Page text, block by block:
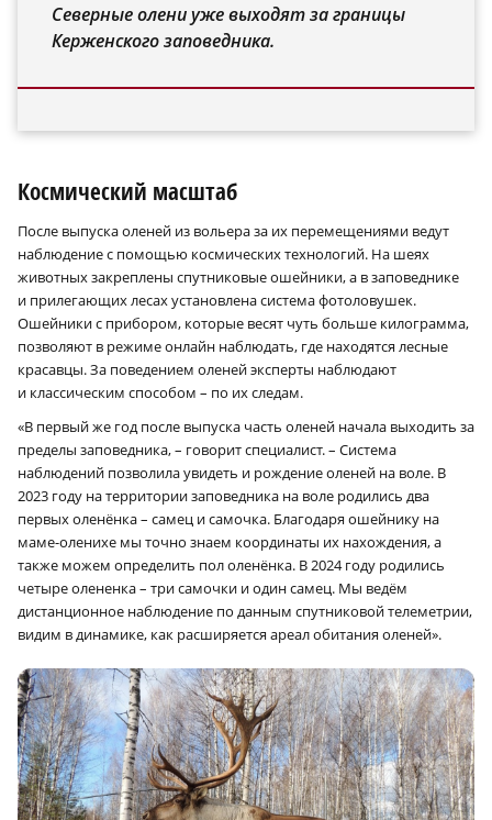
Северные олени уже выходят за границы
Керженского заповедника.
Космический масштаб
После выпуска оленей из вольера за их перемещениями ведут
наблюдение с помощью космических технологий. На шеях
животных закреплены спутниковые ошейники, а в заповеднике
и прилегающих лесах установлена система фотоловушек.
Ошейники с прибором, которые весят чуть больше килограмма,
позволяют в режиме онлайн наблюдать, где находятся лесные
красавцы. За поведением оленей эксперты наблюдают
и классическим способом – по их следам.
«В первый же год после выпуска часть оленей начала выходить за
пределы заповедника, – говорит специалист. – Система
наблюдений позволила увидеть и рождение оленей на воле. В
2023 году на территории заповедника на воле родились два
первых оленёнка – самец и самочка. Благодаря ошейнику на
маме-оленихе мы точно знаем координаты их нахождения, а
также можем определить пол оленёнка. В 2024 году родились
четыре олененка – три самочки и один самец. Мы ведём
дистанционное наблюдение по данным спутниковой телеметрии,
видим в динамике, как расширяется ареал обитания оленей».
×